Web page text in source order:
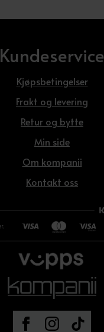
Kundeservice
Kjøpsbetingelser
Frakt og levering
Retur og bytte
Min side
Om kompanii
Kontakt oss